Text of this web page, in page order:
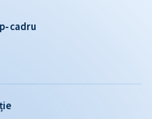
cadru